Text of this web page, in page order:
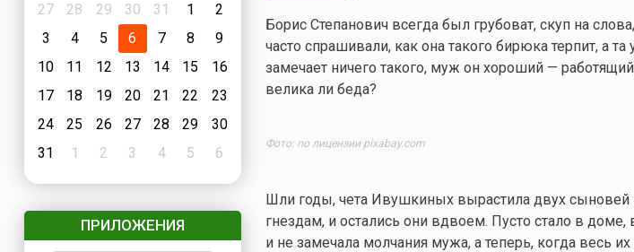
27
28 29 30 31 1
2
3
4 5 6 7 8
9
10
11 12 13 14 15
16
17
18 19 20 21 22
23
24
25 26 27 28 29
30
31
1 2 3 4 5 6
ПРИЛОЖЕНИЯ
Борис Степанович всегда был грубоват, скуп на
часто спрашивали, как она такого бирюка терпит, а та
замечает ничего такого, муж он хороший —
велика ли беда?
Фото: по лицензии pixabay.com
Шли годы, чета Ивушкиных вырастила двух сыновей
гнездам, и остались они вдвоем. Пусто стало в
и не замечала молчания мужа, а теперь, когда весь